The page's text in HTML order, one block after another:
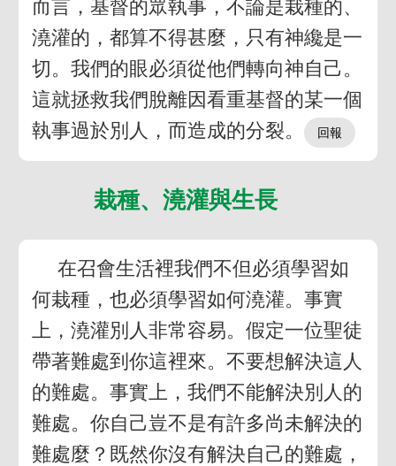
而言，基督的眾執事，不論是栽種的、
澆灌的，都算不得甚麼，只有神纔是一
切。我們的眼必須從他們轉向神自己。
這就拯救我們脫離因看重基督的某一個
執事過於別人，而造成的分裂。
栽種、澆灌與生長
在召會生活裡我們不但必須學習如
何栽種，也必須學習如何澆灌。事實
上，澆灌別人非常容易。假定一位聖徒
帶著難處到你這裡來。不要想解決這人
的難處。事實上，我們不能解決別人的
難處。你自己豈不是有許多尚未解決的
難處麼？既然你沒有解決自己的難處，